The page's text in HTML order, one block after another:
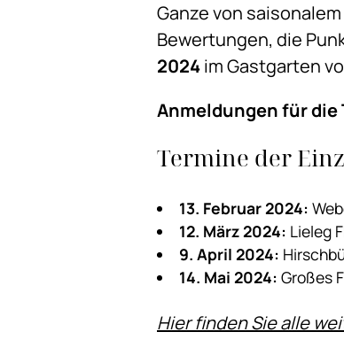
Ganze von
Bewertungen, die
2024im Gastgarten
Anmeldungen für
Termine der
13. Februar 2024:
12. März 2024: Lieleg
9. April 2024:
14. Mai 2024: Großes
Hier finden Sie alle